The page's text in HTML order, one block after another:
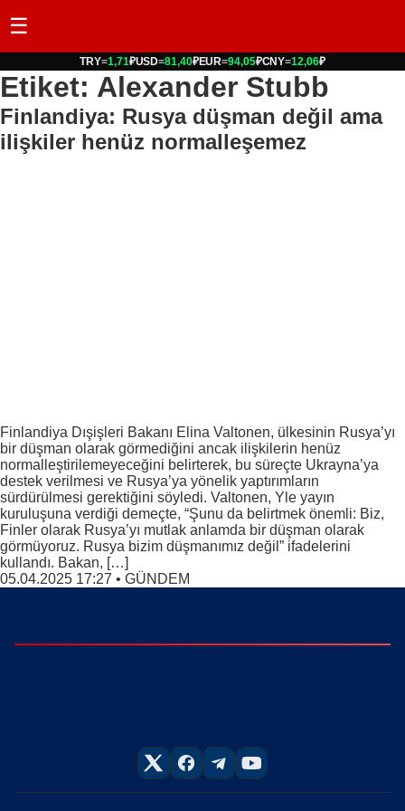
☰
TRY=1,71₽USD=81,40₽EUR=94,05₽CNY=12,06₽
Etiket: Alexander Stubb
Finlandiya: Rusya düşman değil ama
ilişkiler henüz normalleşemez
Finlandiya Dışişleri Bakanı Elina Valtonen, ülkesinin Rusya’yı
bir düşman olarak görmediğini ancak ilişkilerin henüz
normalleştirilemeyeceğini belirterek, bu süreçte Ukrayna’ya
destek verilmesi ve Rusya’ya yönelik yaptırımların
sürdürülmesi gerektiğini söyledi. Valtonen, Yle yayın
kuruluşuna verdiği demeçte, “Şunu da belirtmek önemli: Biz,
Finler olarak Rusya’yı mutlak anlamda bir düşman olarak
görmüyoruz. Rusya bizim düşmanımız değil” ifadelerini
kullandı. Bakan, […]
05.04.2025 17:27 • GÜNDEM